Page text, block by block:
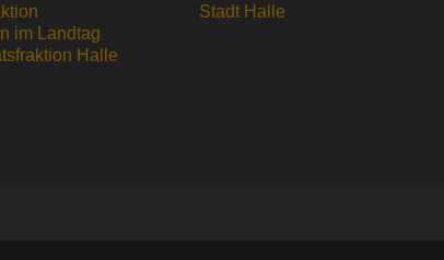
im Landtag
Halle
Stadt Halle